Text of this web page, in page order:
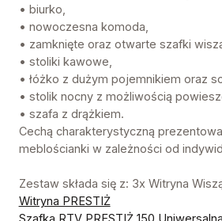
• biurko,
• nowoczesna komoda,
• zamknięte oraz otwarte szafki
• stoliki kawowe,
• łóżko z dużym pojemnikiem oraz
• stolik nocny z możliwością
• szafa z drążkiem.
Cechą charakterystyczną
meblościanki w zależności od
Zestaw składa się z: 3x Witryna
Witryna PRESTIŻ